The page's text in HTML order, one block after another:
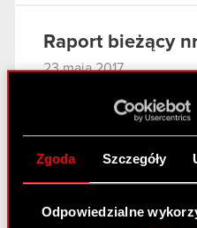
Zgoda Szczegóły
Odpowiedzialne
Raport bieżący
23 maja 2017
Temat: Powołanie
nową kadencję
okresowe Zarząd CD
„Spółka”) informuje, że
Powołanie